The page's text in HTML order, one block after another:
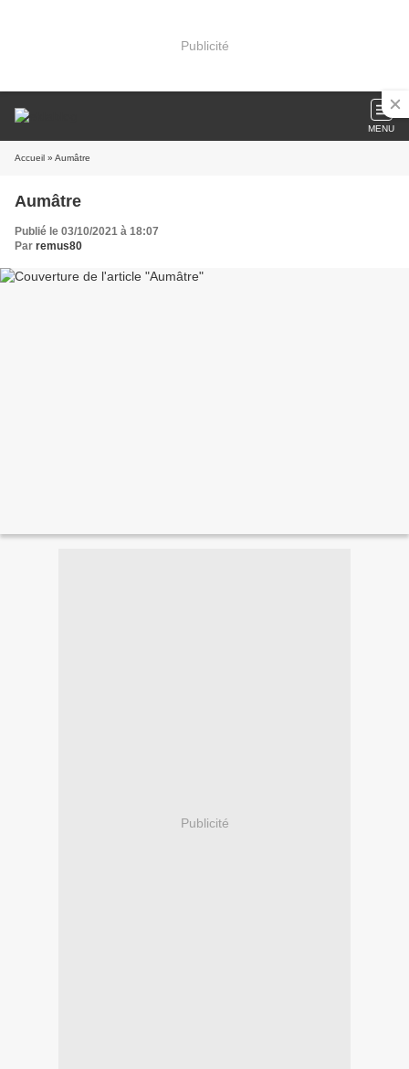
Publicité
MENU
Accueil » Aumâtre
Aumâtre
Publié le 03/10/2021 à 18:07
Par remus80
Publicité